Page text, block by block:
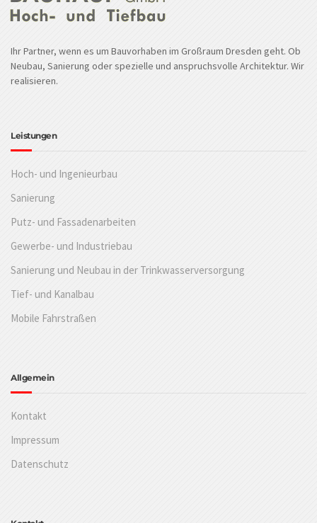
Ihr Partner, wenn es um Bauvorhaben im Großraum Dresden geht. Ob
Neubau, Sanierung oder spezielle und anspruchsvolle Architektur. Wir
realisieren.
Leistungen
Hoch- und Ingenieurbau
Sanierung
Putz- und Fassadenarbeiten
Gewerbe- und Industriebau
Sanierung und Neubau in der Trinkwasserversorgung
Tief- und Kanalbau
Mobile Fahrstraßen
Allgemein
Kontakt
Impressum
Datenschutz